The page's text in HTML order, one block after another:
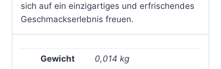
sich auf ein einzigartiges und erfrischendes
Geschmackserlebnis freuen.
Gewicht 0,014 kg